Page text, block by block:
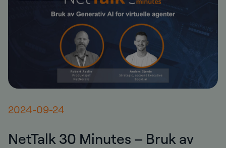
2024-09-24
NetTalk 30 Minutes – Bruk av